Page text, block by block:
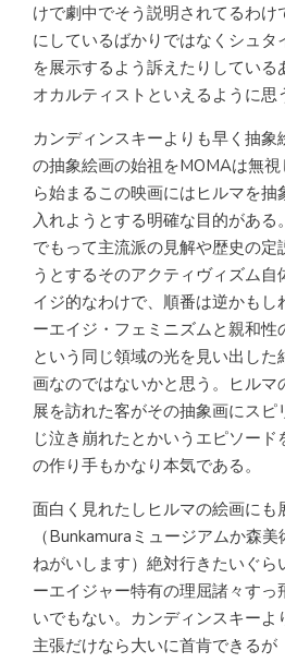
けで劇中でそう説明されてるわ
にしているばかりではなくシュ
を展示するよう訴えたりしてい
オカルティストといえるように思
カンディンスキーよりも早く抽象
の抽象絵画の始祖をMOMAは無
ら始まるこの映画にはヒルマを抽
入れようとする明確な目的がある
でもって主流派の見解や歴史の定
うとするそのアクティヴィズム自
イジ的なわけで、順番は逆かもし
ーエイジ・フェミニズムと親和性
という同じ領域の光を見い出し
画なのではないかと思う。ヒルマ
展を訪れた客がその抽象画にス
じ泣き崩れたとかいうエピソード
の作り手もかなり本気である。
面白く見れたしヒルマの絵画にも
（Bunkamuraミュージアムか森
ねがいします）絶対行きたいぐら
ーエイジャー特有の理屈諸々すっ
いでもない。カンディンスキーよ
主張だけなら大いに首肯できるが